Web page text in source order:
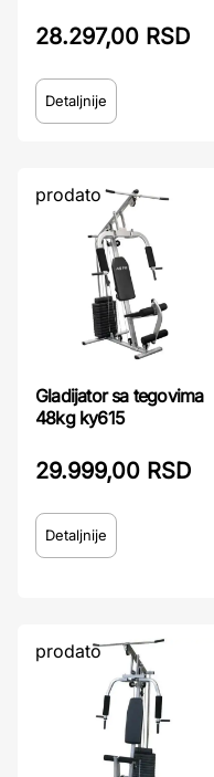
28.297,00 RSD
Detaljnije
prodato
Gladijator sa tegovima
48kg ky615
29.999,00 RSD
Detaljnije
prodato